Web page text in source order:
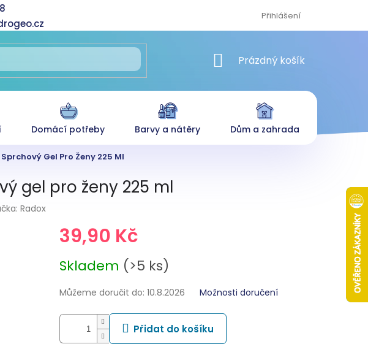
Přihlášení
NÁKUPNÍ KOŠÍK
Prázdný košík
Domácí potřeby Barvy a nátěry Dům a zahrada
Gel Pro Ženy 225 Ml
gel pro ženy 225 ml
Radox
39,90 Kč
cena:
Skladem (>5 ks)
Můžeme doručit do: 10.8.2026 Možnosti doručení
Přidat do košíku